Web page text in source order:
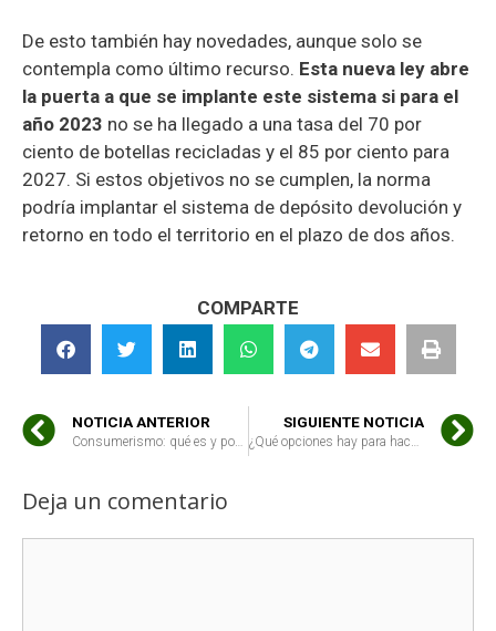
De esto también hay novedades, aunque solo se
contempla como último recurso. Esta nueva ley abre
la puerta a que se implante este sistema si para el
año 2023 no se ha llegado a una tasa del 70 por
ciento de botellas recicladas y el 85 por ciento para
2027. Si estos objetivos no se cumplen, la norma
podría implantar el sistema de depósito devolución y
retorno en todo el territorio en el plazo de dos años.
COMPARTE
NOTICIA ANTERIOR
Consumerismo: qué es y por qué consumir es cada vez más una forma de actuar
SIGUIENTE NOTICIA
¿Qué opciones hay para hacer una compra directa al agricultor?
Deja un comentario